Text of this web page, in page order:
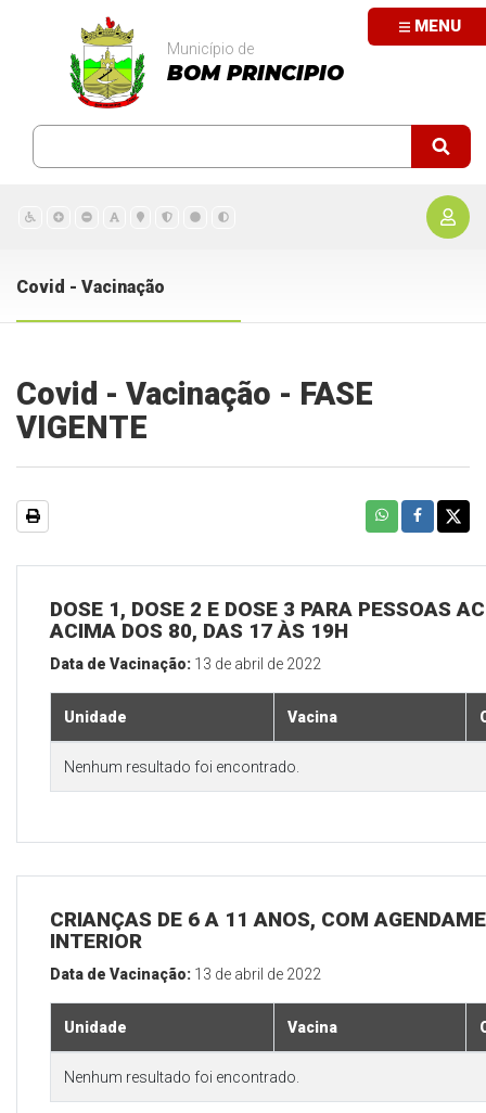
MENU
Município de
BOM PRINCIPIO
Covid - Vacinação
Covid - Vacinação - FASE
VIGENTE
DOSE 1, DOSE 2 E DOSE 3 PARA PESSOAS
ACIMA DOS 80, DAS 17 ÀS 19H
Data de Vacinação: 13 de abril de 2022
Unidade Vacina
Nenhum resultado foi encontrado.
CRIANÇAS DE 6 A 11 ANOS, COM
INTERIOR
Data de Vacinação: 13 de abril de 2022
Unidade Vacina
Nenhum resultado foi encontrado.